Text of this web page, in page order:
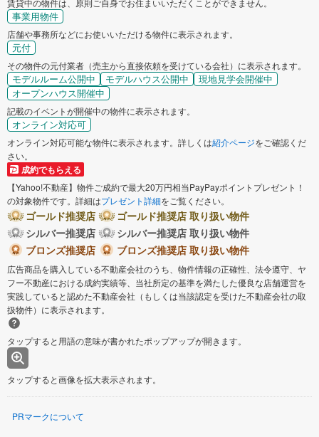
事業用物件
店舗や事務所などにお使いいただける物件に表示されます。
元付
その物件の元付業者（売主から直接依頼を受けている会社）に表示されます。
モデルルーム公開中 モデルハウス公開中
現地見学会開催中
オープンハウス開催中
記載のイベントが開催中の物件に表示されます。
オンライン対応可
オンライン対応可能な物件に表示されます。詳しくは紹介ページをご確認くだ
さい。
成約でもらえる
【Yahoo!不動産】物件ご成約で最大20万円相当PayPayポイントプレゼント！
の対象物件です。詳細はプレゼント詳細をご覧ください。
ゴールド推奨店
ゴールド推奨店 取り扱い物件
シルバー推奨店
シルバー推奨店 取り扱い物件
ブロンズ推奨店
ブロンズ推奨店 取り扱い物件
広告商品を購入している不動産会社のうち、物件情報の正確性、法令遵守、ヤ
フー不動産における成約実績等、当社所定の基準を満たした優良な店舗運営を
実践していると認めた不動産会社（もしくは当該認定を受けた不動産会社の取
扱物件）に表示されます。
タップすると用語の意味が書かれたポップアップが開きます。
タップすると画像を拡大表示されます。
PRマークについて